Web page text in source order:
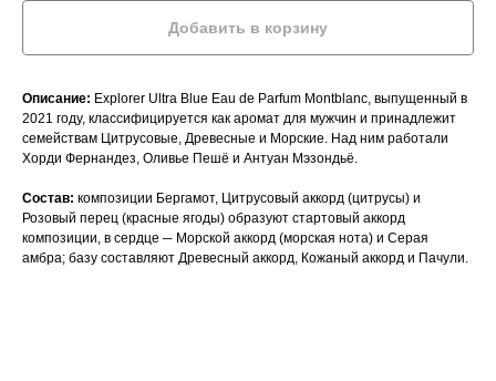
Добавить в корзину
Описание: Explorer Ultra Blue Eau de Parfum Montblanc, выпущенный в
2021 году, классифицируется как аромат для мужчин и принадлежит
семействам Цитрусовые, Древесные и Морские. Над ним работали
Хорди Фернандез, Оливье Пешё и Антуан Мэзондьё.
Состав: композиции Бергамот, Цитрусовый аккорд (цитрусы) и
Розовый перец (красные ягоды) образуют стартовый аккорд
композиции, в сердце ─ Морской аккорд (морская нота) и Серая
амбра; базу составляют Древесный аккорд, Кожаный аккорд и Пачули.